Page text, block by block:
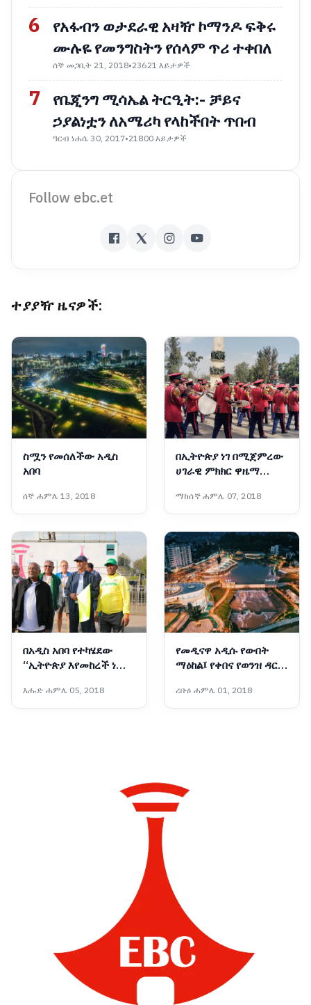
6
የአፋብን ወታደራዊ አዛዥ ኮማንዶ ፍቅሩ
ሙሉዬ የመንግስትን የሰላም ጥሪ ተቀበለ
ሰኞ መጋቢት 21, 2018•23621 እይታዎች
7
የቤጂንግ ሚሳኤል ትርዒት:- ቻይና
ኃያልነቷን ለአሜሪካ የላከችበት ጥበብ
ዓርብ ነሐሴ 30, 2017•21800 እይታዎች
Follow ebc.et
ተያያዥ ዜናዎች:
ስሟን የመሰለችው አዲስ
አበባ
ሰኞ ሐምሌ 13, 2018
በኢትዮጵያ ነገ በሚጀምረው
ሀገራዊ ምክክር ዋዜማ
አካባቢዎች እየተከናወነ
የሚገኘው የመከላከያ ማርሽ
ባንድ ትርዒት (በምስል)
በቶማስ ኃይሉ
ማክሰኞ ሐምሌ 07, 2018
በአዲስ አበባ የተካሄደው
“ኢትዮጵያ እየመከረች ነው”
እሑድ ሐምሌ 05, 2018
የመዲናዋ አዲሱ የውበት
ማዕከል፤ የቀበና የወንዝ ዳርቻ
ረቡዕ ሐምሌ 01, 2018